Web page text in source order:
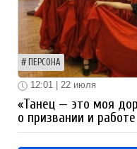
ПЕРСОНА
12:01 | 22 июля
«Танец — это моя
о призвании и